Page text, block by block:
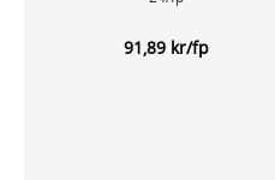
91,89 kr/fp